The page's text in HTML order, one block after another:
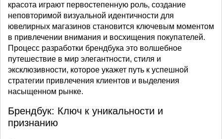
красота играют первостепенную роль, создание
неповторимой визуальной идентичности для
ювелирных магазинов становится ключевым моментом
в привлечении внимания и восхищения покупателей.
Процесс разработки брендбука это волшебное
путешествие в мир элегантности, стиля и
эксклюзивности, которое укажет путь к успешной
стратегии привлечения клиентов и выделения
насыщенном рынке.
Брендбук: Ключ к уникальности и
признанию